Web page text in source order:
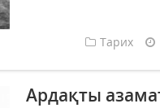
Тарих
Ардақты